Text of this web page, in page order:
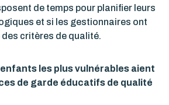
de temps pour planifier leurs
et si les gestionnaires ont
critères de qualité.
enfants les plus vulnérables aient
de garde éducatifs de qualité